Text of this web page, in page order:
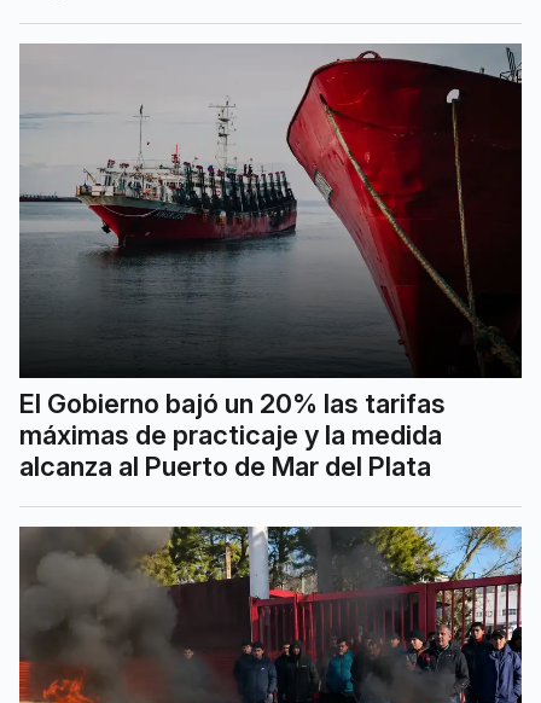
El Gobierno bajó un 20% las tarifas
máximas de practicaje y la medida
alcanza al Puerto de Mar del Plata